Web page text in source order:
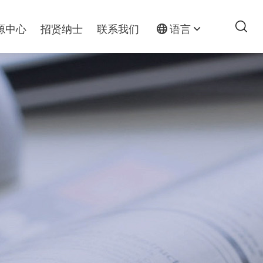
中心 招贤纳士 联系我们 语言